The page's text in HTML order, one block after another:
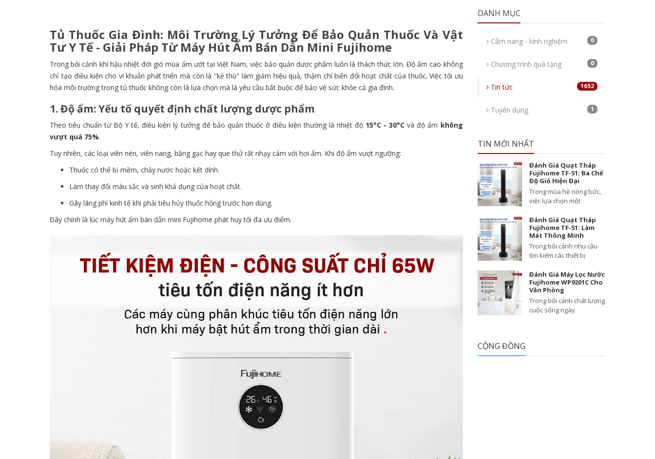
Tủ Thuốc Gia Đình: Môi Trường Lý Tưởng Để Bảo Quản Thuốc Và Vật
Tư Y Tế - Giải Pháp Từ Máy Hút Ẩm Bán Dẫn Mini Fujihome
Trong bối cảnh khí hậu nhiệt đới gió mùa ẩm ướt tại Việt Nam, việc bảo quản dược phẩm luôn là thách thức lớn. Độ ẩm cao không
chỉ tạo điều kiện cho vi khuẩn phát triển mà còn là "kẻ thù" làm giảm hiệu quả, thậm chí biến đổi hoạt chất của thuốc. Việc tối ưu
hóa môi trường trong tủ thuốc không còn là lựa chọn mà là yêu cầu bắt buộc để bảo vệ sức khỏe cả gia đình.
1. Độ ẩm: Yếu tố quyết định chất lượng dược phẩm
Theo tiêu chuẩn từ Bộ Y tế, điều kiện lý tưởng để bảo quản thuốc ở điều kiện thường là nhiệt độ 15°C - 30°C và độ ẩm không
vượt quá 75%.
Tuy nhiên, các loại viên nén, viên nang, băng gạc hay que thử rất nhạy cảm với hơi ẩm. Khi độ ẩm vượt ngưỡng:
Thuốc có thể bị mềm, chảy nước hoặc kết dính.
Làm thay đổi màu sắc và sinh khả dụng của hoạt chất.
Gây lãng phí kinh tế khi phải tiêu hủy thuốc hỏng trước hạn dùng.
Đây chính là lúc máy hút ẩm bán dẫn mini Fujihome phát huy tối đa ưu điểm.
DANH MỤC
Cẩm nang - kinh nghiệm 0
Chương trình quà tặng 0
Tin tức 1652
Tuyển dụng 1
TIN MỚI NHẤT
Đánh Giá Quạt Tháp
Fujihome TF-51: Ba Chế
Độ Gió Hiện Đại
Trong mùa hè nóng bức,
việc lựa chọn một
Đánh Giá Quạt Tháp
Fujihome TF-51: Làm
Mát Thông Minh
Trong bối cảnh nhu cầu
tìm kiếm các thiết bị
Đánh Giá Máy Lọc Nước
Fujihome WP9201C Cho
Văn Phòng
Trong bối cảnh chất lượng
cuộc sống ngày
CỘNG ĐỒNG